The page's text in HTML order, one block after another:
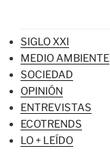
SIGLO XXI
MEDIO AMBIENTE
SOCIEDAD
OPINIÓN
ENTREVISTAS
ECOTRENDS
LO + LEÍDO